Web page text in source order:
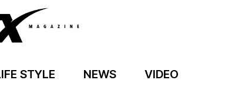
STYLE NEWS VIDEO